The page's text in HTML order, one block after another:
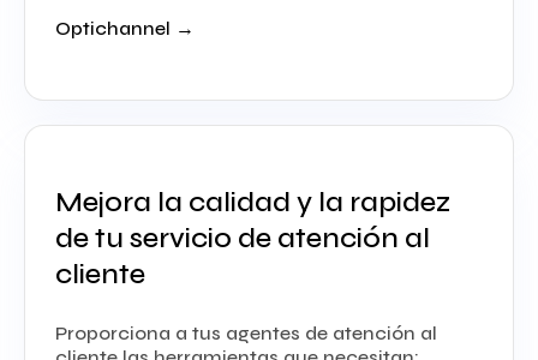
Optichannel →
Mejora la calidad y la rapidez
de tu servicio de atención al
cliente
Proporciona a tus agentes de atención al